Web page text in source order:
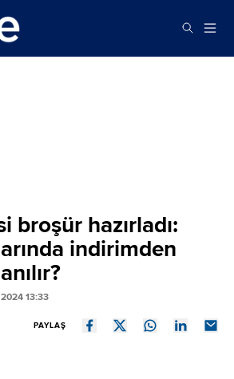
broşür hazırladı:
indirimden
13:33
PAYLAŞ